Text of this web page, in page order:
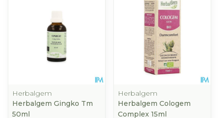
Herbalgem
Herbalgem Gingko Tm
50ml
Herbalgem
Herbalgem Cologem
Complex 15ml